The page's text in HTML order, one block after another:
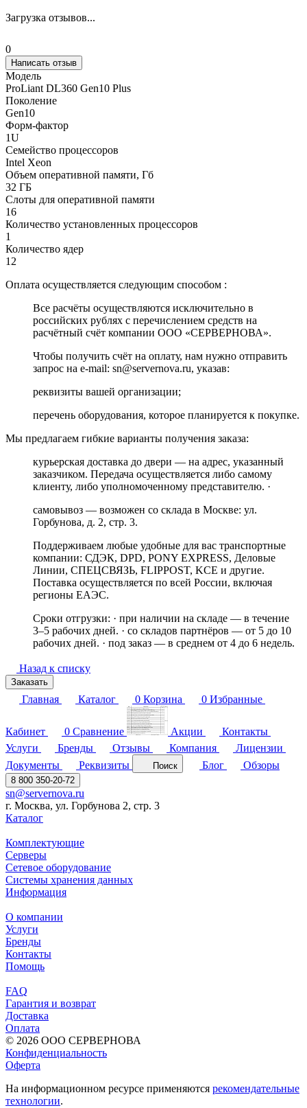
Загрузка отзывов...
0
Написать отзыв
Модель
ProLiant DL360 Gen10 Plus
Поколение
Gen10
Форм-фактор
1U
Семейство процессоров
Intel Xeon
Объем оперативной памяти, Гб
32 ГБ
Слоты для оперативной памяти
16
Количество установленных процессоров
1
Количество ядер
12
Оплата осуществляется следующим способом :
Все расчёты осуществляются исключительно в
российских рублях с перечислением средств на
расчётный счёт компании ООО «СЕРВЕРНОВА».
Чтобы получить счёт на оплату, нам нужно отправить
запрос на e-mail: sn@servernova.ru, указав:
реквизиты вашей организации;
перечень оборудования, которое планируется к покупке.
Мы предлагаем гибкие варианты получения заказа:
курьерская доставка до двери — на адрес, указанный
заказчиком. Передача осуществляется либо самому
клиенту, либо уполномоченному представителю. ·
самовывоз — возможен со склада в Москве: ул.
Горбунова, д. 2, стр. 3.
Поддерживаем любые удобные для вас транспортные
компании: СДЭК, DPD, PONY EXPRESS, Деловые
Линии, СПЕЦСВЯЗЬ, FLIPPOST, KCE и другие.
Поставка осуществляется по всей России, включая
регионы ЕАЭС.
Сроки отгрузки: · при наличии на складе — в течение
3–5 рабочих дней. · со складов партнёров — от 5 до 10
рабочих дней. · под заказ — в среднем от 4 до 6 недель.
Назад к списку
Заказать
Главная Каталог 0 Корзина 0 Избранные
Кабинет 0 Сравнение Акции
Контакты
Услуги
Бренды Отзывы Компания
Лицензии
Документы
Реквизиты Поиск Блог Обзоры
8 800 350-20-72
sn@servernova.ru
г. Москва, ул. Горбунова 2, стр. 3
Каталог
Комплектующие
Серверы
Сетевое оборудование
Системы хранения данных
Информация
О компании
Услуги
Бренды
Контакты
Помощь
FAQ
Гарантия и возврат
Доставка
Оплата
© 2026 ООО СЕРВЕРНОВА
Конфиденциальность
Оферта
На информационном ресурсе применяются рекомендательные
технологии.